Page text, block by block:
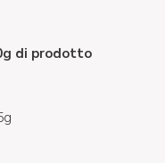
di prodotto